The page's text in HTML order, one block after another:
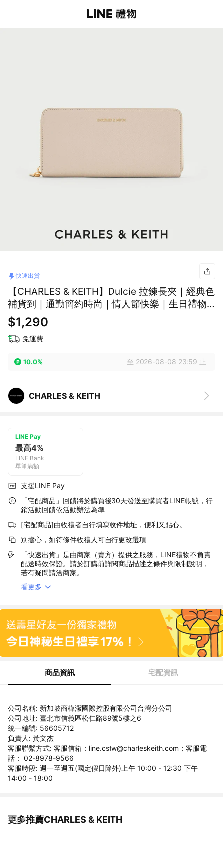
快速出貨
【CHARLES & KEITH】Dulcie 拉鍊長夾｜經典色
補貨到｜通勤簡約時尚｜情人節快樂｜生日禮物
｜快速出貨｜小CK｜官方直營
$1,290
免運費
10.0% 至 2026-08-08 23:59 止
CHARLES & KEITH
LINE Pay
最高4%
LINE Bank
單筆滿額
支援LINE Pay
「宅配商品」回饋將於購買後30天發送至購買者LINE帳號，行
銷活動回饋依活動辦法為準
[宅配商品]由收禮者自行填寫收件地址，便利又貼心。
別擔心，如符條件收禮人可自行更改選項
「快速出貨」是由商家（賣方）提供之服務，LINE禮物不負責
配送時效保證。請於訂購前詳閱商品描述之條件與限制說明，
若有疑問請洽商家。
看更多
商品資訊 宅配資訊
公司名稱: 新加坡商樺潔國際控股有限公司台灣分公司
公司地址: 臺北市信義區松仁路89號5樓之6
統一編號: 56605712
負責人: 黃文杰
客服聯繫方式: 客服信箱：line.cstw@charleskeith.com；客服電
話： 02-8978-9566
客服時段: 週一至週五(國定假日除外)上午 10:00 - 12:30 下午
14:00 - 18:00
更多推薦CHARLES & KEITH
看更多